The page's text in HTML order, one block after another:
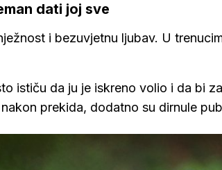
dati joj sve
i bezuvjetnu ljubav. U
ističu da ju je iskreno volio i da bi
prekida, dodatno su dirnule